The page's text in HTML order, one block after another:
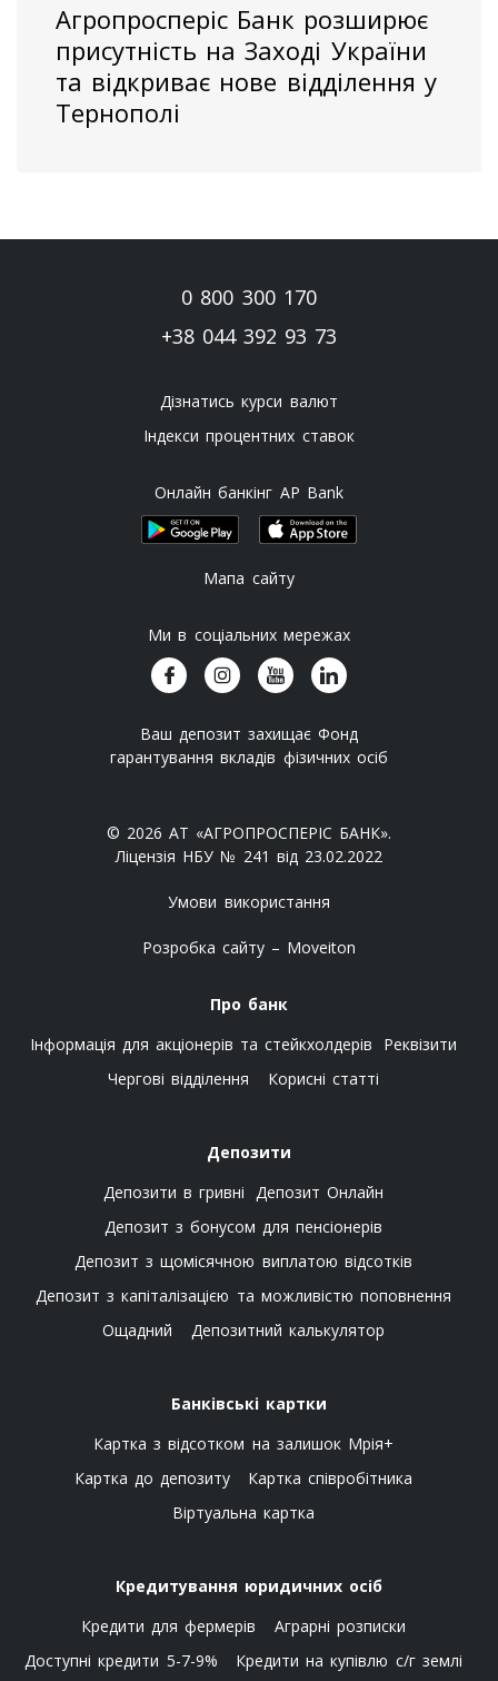
Агропросперіс Банк розширює
присутність на Заході України
та відкриває нове відділення у
Тернополі
0 800 300 170
+38 044 392 93 73
Дізнатись курси валют
Індекси процентних ставок
Онлайн банкінг AP Bank
Мапа сайту
Ми в соціальних мережах
Ваш депозит захищає Фонд
гарантування вкладів фізичних осіб
© 2026 АТ «АГРОПРОСПЕРІС БАНК».
Ліцензія НБУ № 241 від 23.02.2022
Умови використання
Розробка сайту – Moveiton
Про банк
Інформація для акціонерів та стейкхолдерів
Реквізити
Чергові відділення
Корисні статті
Депозити
Депозити в гривні
Депозит Онлайн
Депозит з бонусом для пенсіонерів
Депозит з щомісячною виплатою відсотків
Депозит з капіталізацією та можливістю поповнення
Ощадний
Депозитний калькулятор
Банківські картки
Картка з відсотком на залишок Мрія+
Картка до депозиту
Картка співробітника
Віртуальна картка
Кредитування юридичних осіб
Кредити для фермерів
Аграрні розписки
Доступні кредити 5-7-9%
Кредити на купівлю с/г землі